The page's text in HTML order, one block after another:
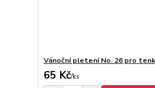
Vánoční pletení No. 26 pro
65 Kč/ks